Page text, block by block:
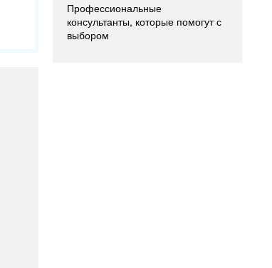
Профессиональные
консультанты, которые помогут с
выбором